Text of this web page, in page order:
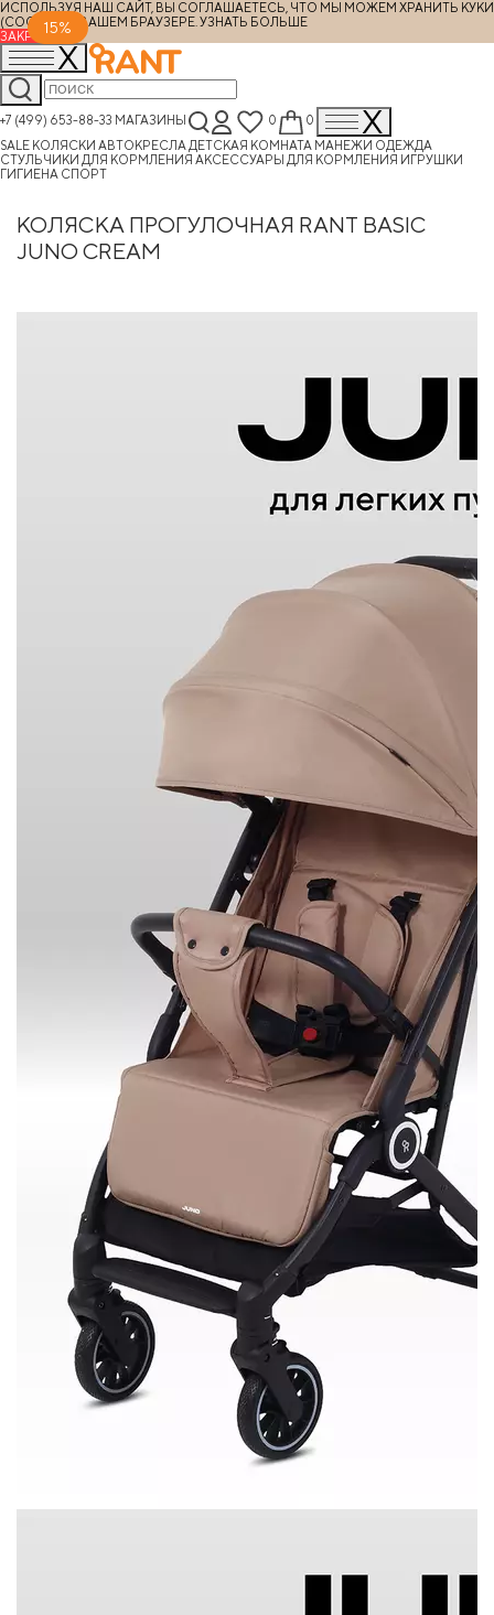
ИСПОЛЬЗУЯ НАШ САЙТ, ВЫ СОГЛАШАЕТЕСЬ, ЧТО МЫ МОЖЕМ ХРАНИТЬ КУКИ
(COOKIES) В ВАШЕМ БРАУЗЕРЕ. УЗНАТЬ БОЛЬШЕ
ЗАКРЫТЬ
+7 (499) 653-88-33 МАГАЗИНЫ 0
0
SALE КОЛЯСКИ АВТОКРЕСЛА ДЕТСКАЯ КОМНАТА МАНЕЖИ ОДЕЖДА
СТУЛЬЧИКИ ДЛЯ КОРМЛЕНИЯ АКСЕССУАРЫ ДЛЯ КОРМЛЕНИЯ ИГРУШКИ
ГИГИЕНА СПОРТ
КОЛЯСКА ПРОГУЛОЧНАЯ RANT BASIC
JUNO CREAM
15%